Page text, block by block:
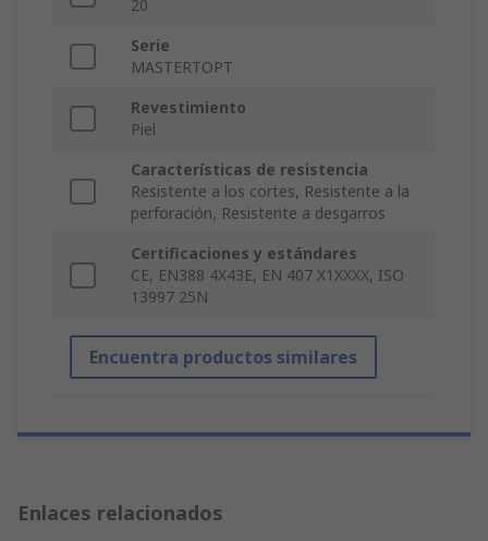
20
Serie
MASTERTOPT
Revestimiento
Piel
Características de resistencia
Resistente a los cortes, Resistente a la
perforación, Resistente a desgarros
Certificaciones y estándares
CE, EN388 4X43E, EN 407 X1XXXX, ISO
13997 25N
Encuentra productos similares
Enlaces relacionados